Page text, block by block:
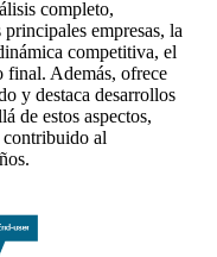
completo,
empresas, la
competitiva, el
final. Además, ofrece
y destaca desarrollos
de estos aspectos,
contribuido al